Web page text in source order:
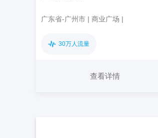
广东省-广州市 | 商业广场 |
30万人流量
查看详情